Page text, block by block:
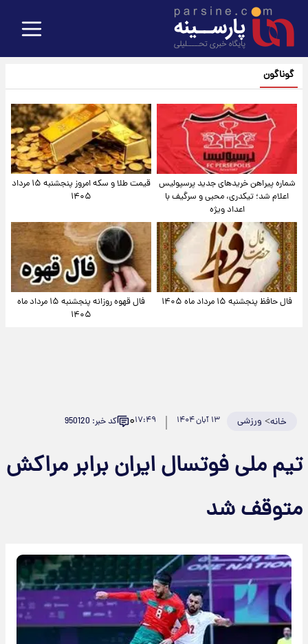
گوناگون
شماره پیراهن خریدهای جدید پرسپولیس
اعلام شد؛ تیکدری، محبی و سرگیف با
اعداد ویژه
قیمت طلا و سکه امروز پنجشنبه ۱۵ مرداد
۱۴۰۵
فال حافظ پنجشنبه ۱۵ مرداد ماه ۱۴۰۵
فال قهوه روزانه پنجشنبه ۱۵ مرداد ماه
۱۴۰۵
خانه> ورزشی ۱۳ آبان ۱۴۰۴ ۱۷:۴۹۰ کد خبر: 950120
تیم ملی فوتسال ایران برابر مراکش
متوقف شد